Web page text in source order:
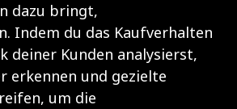
dazu bringt,
Indem du das Kaufverhalten
deiner Kunden analysierst,
erkennen und gezielte
um die